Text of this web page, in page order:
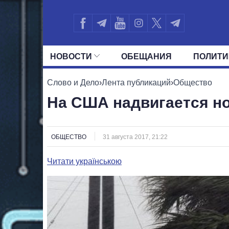
НОВОСТИ ОБЕЩАНИЯ
ВСЕ ПОЛИТИКИ ПРЕЗИДЕНТ И
Слово и Дело›Лента публикаций›Общество
На США надвигается
ОБЩЕСТВО 31 августа 2017, 21:22
Читати українською